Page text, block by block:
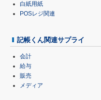
白紙用紙
POSレジ関連
記帳くん関連サプライ
会計
給与
販売
メディア